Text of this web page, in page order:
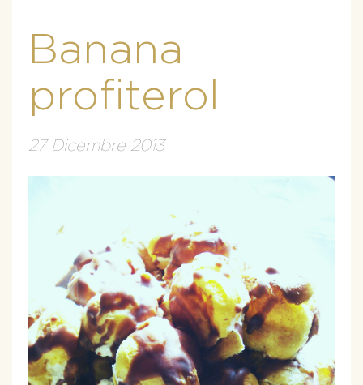
Banana
profiterol
27 Dicembre 2013